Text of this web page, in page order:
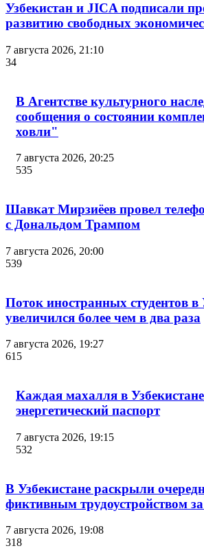
Узбекистан и JICA подписали
развитию свободных
7 августа 2026, 21:10
34
В Агентстве культурного
сообщения о состоянии
ховли"
7 августа 2026, 20:25
535
Шавкат Мирзиёев провел
с Дональдом Трампом
7 августа 2026, 20:00
539
Поток иностранных студентов в
увеличился более чем в два раза
7 августа 2026, 19:27
615
Каждая махалля в
энергетический паспорт
7 августа 2026, 19:15
532
В Узбекистане раскрыли
фиктивным трудоустройством
7 августа 2026, 19:08
318